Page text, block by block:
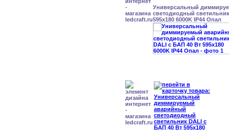
Универсальный
светодиодный
595x180 6000K IP44 Опал